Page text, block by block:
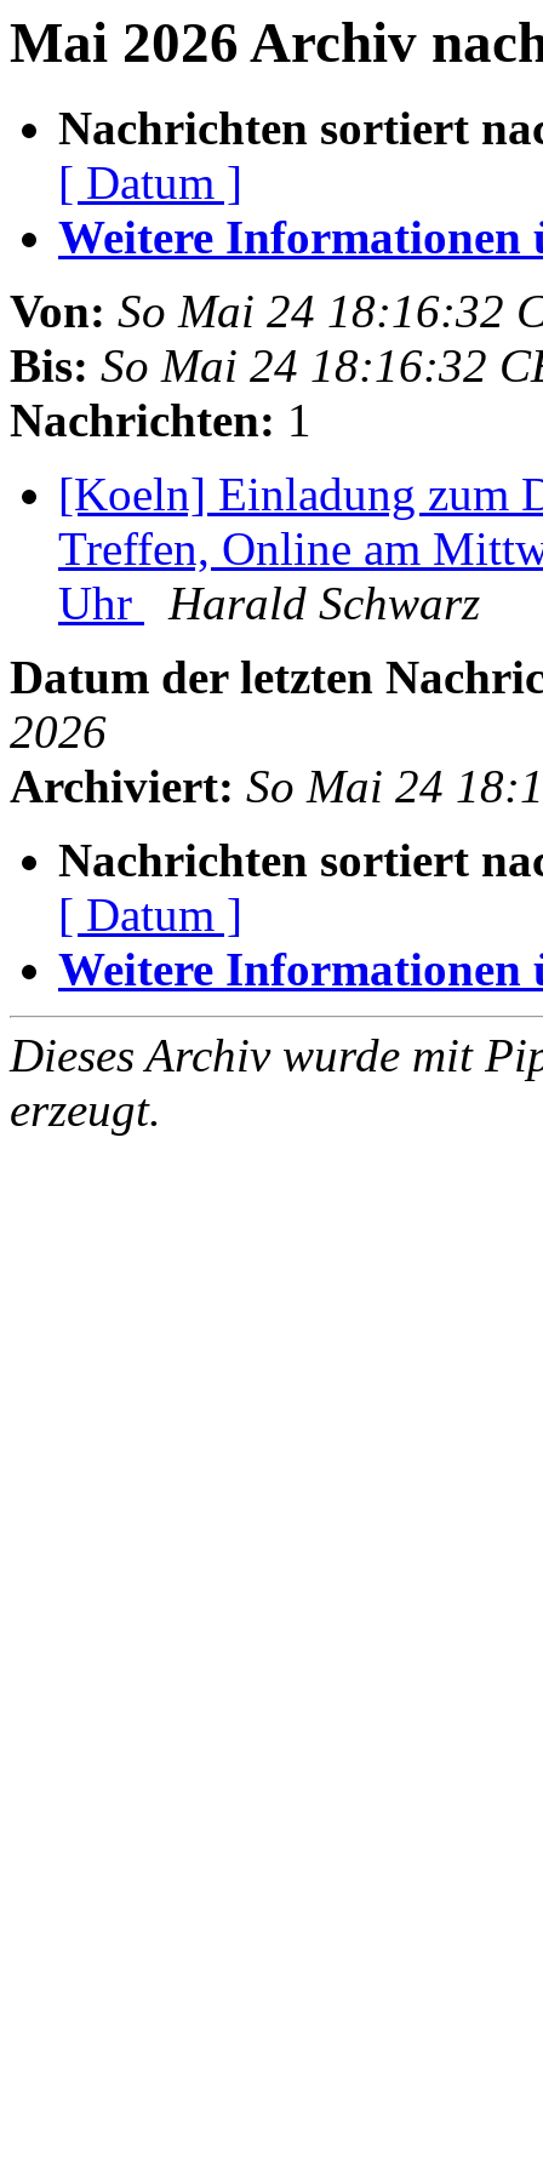
Mai 2026 Archiv
Nachrichten sortiert
[ Datum ]
Weitere Informationen
Von: So Mai 24 18:16:32
Bis: So Mai 24 18:16:32
Nachrichten: 1
[Koeln] Einladung zum
Treffen, Online am
Uhr
Harald Schwarz
Datum der letzten
2026
Archiviert: So Mai 24
Nachrichten sortiert
[ Datum ]
Weitere Informationen
Dieses Archiv wurde mit
erzeugt.